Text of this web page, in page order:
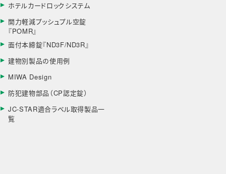
ホテルカードロックシステム
開力軽減プッシュプル空錠
『POMR』
面付本締錠『ND3F/ND3R』
建物別製品の使用例
MIWA Design
防犯建物部品（CP認定錠）
JC-STAR適合ラベル取得製品一
覧